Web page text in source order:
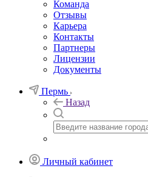
Команда
Отзывы
Карьера
Контакты
Партнеры
Лицензии
Документы
Пермь
Назад
Личный кабинет